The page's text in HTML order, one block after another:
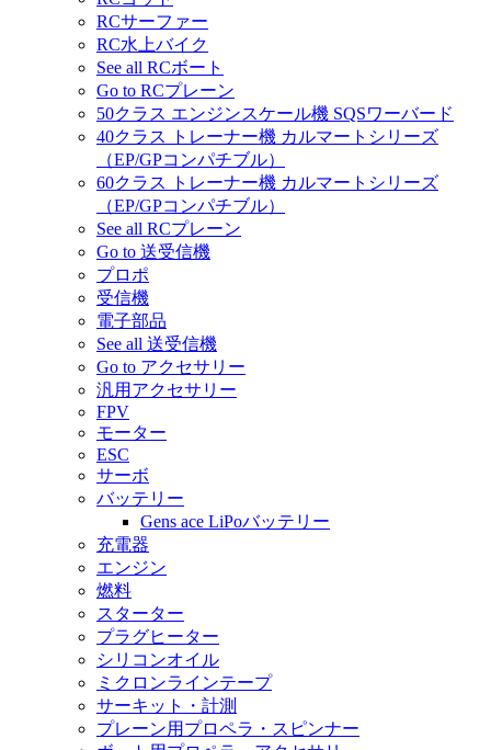
RCサーファー
RC水上バイク
See all RCボート
Go to RCプレーン
50クラス エンジンスケール機 SQSワーバード
40クラス トレーナー機 カルマートシリーズ
（EP/GPコンパチブル）
60クラス トレーナー機 カルマートシリーズ
（EP/GPコンパチブル）
See all RCプレーン
Go to 送受信機
プロポ
受信機
電子部品
See all 送受信機
Go to アクセサリー
汎用アクセサリー
FPV
モーター
ESC
サーボ
バッテリー
Gens ace LiPoバッテリー
充電器
エンジン
燃料
スターター
プラグヒーター
シリコンオイル
ミクロンラインテープ
サーキット・計測
プレーン用プロペラ・スピンナー